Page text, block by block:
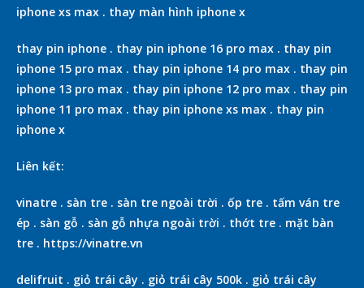
iphone xs max . thay màn hình iphone x
thay pin iphone . thay pin iphone 16 pro max . thay pin
iphone 15 pro max . thay pin iphone 14 pro max . thay pin
iphone 13 pro max . thay pin iphone 12 pro max . thay pin
iphone 11 pro max . thay pin iphone xs max . thay pin
iphone x
Liên kết:
vinatre . sàn tre . sàn tre ngoài trời . ốp tre . tấm ván tre
ép . sàn gỗ . sàn gỗ nhựa ngoài trời . thớt tre . mặt bàn
tre . https://vinatre.vn
delifruit . giỏ trái cây . giỏ trái cây 500k . giỏ trái cây